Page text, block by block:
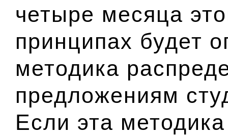
четыре месяца
принципах будет
методика
предложениям
Если эта